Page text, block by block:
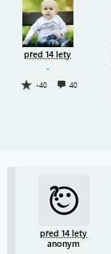
před 14 lety
-40 40
před 14 lety
anonym